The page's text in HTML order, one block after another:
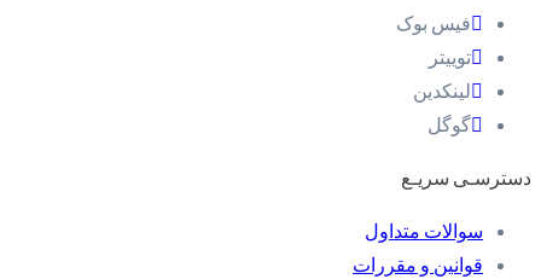
فیس بوک
توییتر
لینکدین
گوگل
دسترسـی سریـع
سوالات متداول
قوانین و مقررات